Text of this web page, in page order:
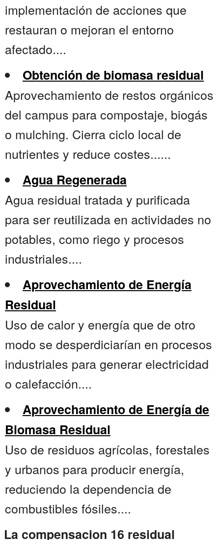
implementación de acciones que
restauran o mejoran el entorno
afectado....
Obtención de biomasa residual
Aprovechamiento de restos orgánicos
del campus para compostaje, biogás
o mulching. Cierra ciclo local de
nutrientes y reduce costes......
Agua Regenerada
Agua residual tratada y purificada
para ser reutilizada en actividades no
potables, como riego y procesos
industriales....
Aprovechamiento de Energía
Residual
Uso de calor y energía que de otro
modo se desperdiciarían en procesos
industriales para generar electricidad
o calefacción....
Aprovechamiento de Energía de
Biomasa Residual
Uso de residuos agrícolas, forestales
y urbanos para producir energía,
reduciendo la dependencia de
combustibles fósiles....
La compensacion 16 residual